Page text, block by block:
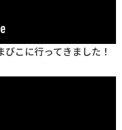
びこに行ってきました！